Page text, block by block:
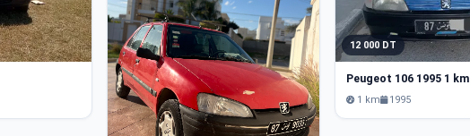
12 000 DT
Peugeot 106 1995 1 km
1 km 1995